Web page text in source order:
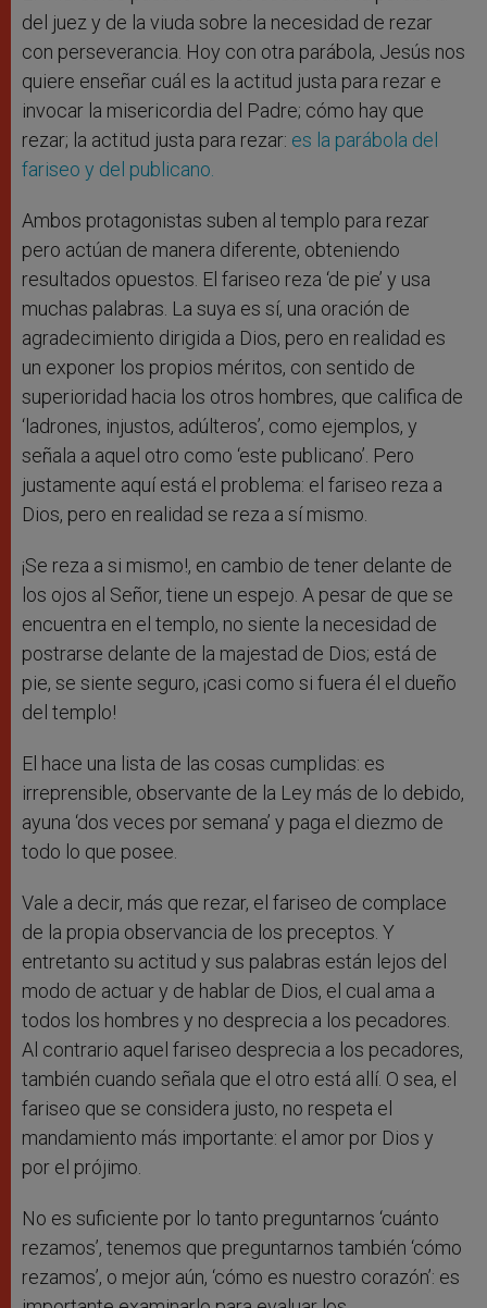
del juez y de la viuda sobre la necesidad de rezar
con perseverancia. Hoy con otra parábola, Jesús nos
quiere enseñar cuál es la actitud justa para rezar e
invocar la misericordia del Padre; cómo hay que
rezar; la actitud justa para rezar: es la parábola del
fariseo y del publicano.
Ambos protagonistas suben al templo para rezar
pero actúan de manera diferente, obteniendo
resultados opuestos. El fariseo reza ‘de pie’ y usa
muchas palabras. La suya es sí, una oración de
agradecimiento dirigida a Dios, pero en realidad es
un exponer los propios méritos, con sentido de
superioridad hacia los otros hombres, que califica de
‘ladrones, injustos, adúlteros’, como ejemplos, y
señala a aquel otro como ‘este publicano’. Pero
justamente aquí está el problema: el fariseo reza a
Dios, pero en realidad se reza a sí mismo.
¡Se reza a si mismo!, en cambio de tener delante de
los ojos al Señor, tiene un espejo. A pesar de que se
encuentra en el templo, no siente la necesidad de
postrarse delante de la majestad de Dios; está de
pie, se siente seguro, ¡casi como si fuera él el dueño
del templo!
El hace una lista de las cosas cumplidas: es
irreprensible, observante de la Ley más de lo debido,
ayuna ‘dos veces por semana’ y paga el diezmo de
todo lo que posee.
Vale a decir, más que rezar, el fariseo de complace
de la propia observancia de los preceptos. Y
entretanto su actitud y sus palabras están lejos del
modo de actuar y de hablar de Dios, el cual ama a
todos los hombres y no desprecia a los pecadores.
Al contrario aquel fariseo desprecia a los pecadores,
también cuando señala que el otro está allí. O sea, el
fariseo que se considera justo, no respeta el
mandamiento más importante: el amor por Dios y
por el prójimo.
No es suficiente por lo tanto preguntarnos ‘cuánto
rezamos’, tenemos que preguntarnos también ‘cómo
rezamos’, o mejor aún, ‘cómo es nuestro corazón’: es